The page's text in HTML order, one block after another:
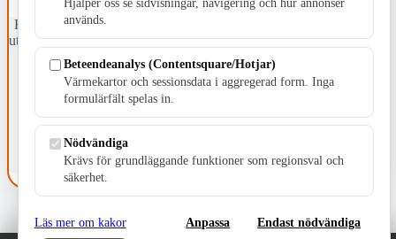
Fristående webbtidningsföretag grundat 1991 som sedan 2002 ger
ut tidningen Skillingaryd.nu och 2010 lanserades Värnamo.nu. Från
april 2026 omfattar Skillingaryd.nu tre kommuner: Gnosjö,
Värnamo och Vaggeryds kommun.
Kontakta oss
E-post: redaktionen@skillingaryd.nu
Kakinställningar
Hjälper oss se sidvisningar, navigering och hur annonser
används.
Beteendeanalys (Contentsquare/Hotjar)
Värmekartor och sessionsdata i aggregerad form. Inga
formulärfält spelas in.
Nödvändiga
Krävs för grundläggande funktioner som regionsval och
säkerhet.
Läs mer om kakor Anpassa Endast nödvändiga